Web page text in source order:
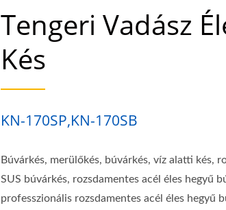
Tengeri Vadász
Kés
KN-170SP,KN-170SB
Búvárkés, merülőkés, búvárkés, víz alatti kés,
SUS búvárkés, rozsdamentes acél éles hegyű
professzionális rozsdamentes acél éles hegyű